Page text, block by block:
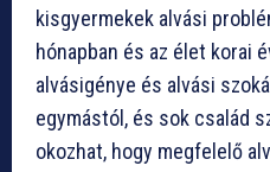
kisgyermekek alvási
hónapban és az élet korai
alvásigénye és alvási
egymástól, és sok család
okozhat, hogy megfelelő